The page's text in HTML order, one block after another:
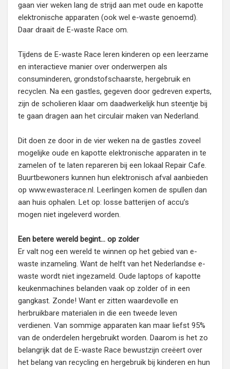
gaan vier weken lang de strijd aan met oude en kapotte
elektronische apparaten (ook wel e-waste genoemd).
Daar draait de E-waste Race om.
Tijdens de E-waste Race leren kinderen op een leerzame
en interactieve manier over onderwerpen als
consuminderen, grondstofschaarste, hergebruik en
recyclen. Na een gastles, gegeven door gedreven experts,
zijn de scholieren klaar om daadwerkelijk hun steentje bij
te gaan dragen aan het circulair maken van Nederland.
Dit doen ze door in de vier weken na de gastles zoveel
mogelijke oude en kapotte elektronische apparaten in te
zamelen of te laten repareren bij een lokaal Repair Cafe.
Buurtbewoners kunnen hun elektronisch afval aanbieden
op www.ewasterace.nl. Leerlingen komen de spullen dan
aan huis ophalen. Let op: losse batterijen of accu’s
mogen niet ingeleverd worden.
Een betere wereld begint… op zolder
Er valt nog een wereld te winnen op het gebied van e-
waste inzameling. Want de helft van het Nederlandse e-
waste wordt niet ingezameld. Oude laptops of kapotte
keukenmachines belanden vaak op zolder of in een
gangkast. Zonde! Want er zitten waardevolle en
herbruikbare materialen in die een tweede leven
verdienen. Van sommige apparaten kan maar liefst 95%
van de onderdelen hergebruikt worden. Daarom is het zo
belangrijk dat de E-waste Race bewustzijn creëert over
het belang van recycling en hergebruik bij kinderen en hun